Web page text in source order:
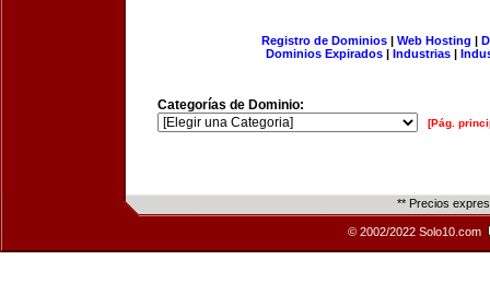
Registro de Dominios| Web Hosting |
Dominios Expirados | Industrias |
Categorías de Dominio:
[Pág.
** Precios
© 2002/2022 Solo10.com